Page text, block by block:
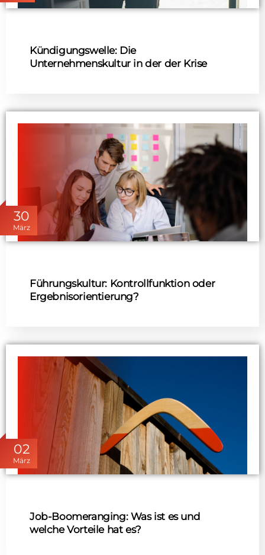
Kündigungswelle: Die
Unternehmenskultur in der der Krise
30
März
Führungskultur: Kontrollfunktion oder
Ergebnisorientierung?
02
März
Job-Boomeranging: Was ist es und
welche Vorteile hat es?